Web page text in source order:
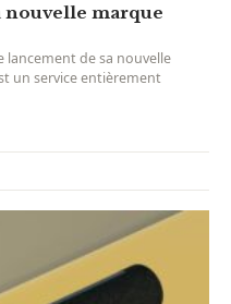
nouvelle marque
lancement de sa nouvelle
un service entièrement